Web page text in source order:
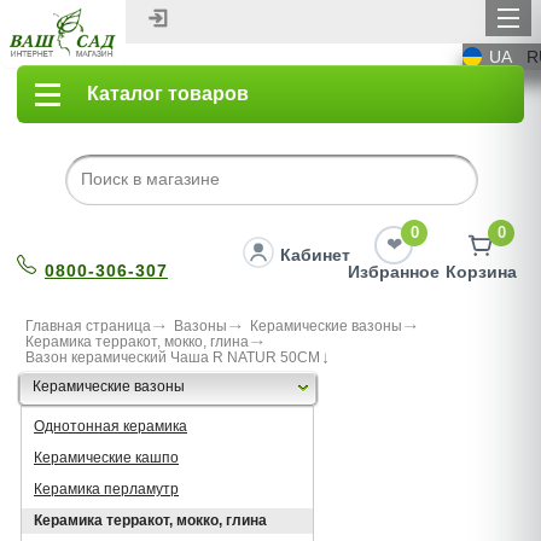
UA
Каталог товаров
0800-306-307
Кабинет
0
Избранное
0
Корзина
Главная страница Вазоны
Керамические вазоны
Керамика терракот, мокко, глина
Вазон керамический Чаша R NATUR 50CM
Керамические вазоны
Однотонная керамика
Керамические кашпо
Керамика перламутр
Керамика терракот, мокко, глина